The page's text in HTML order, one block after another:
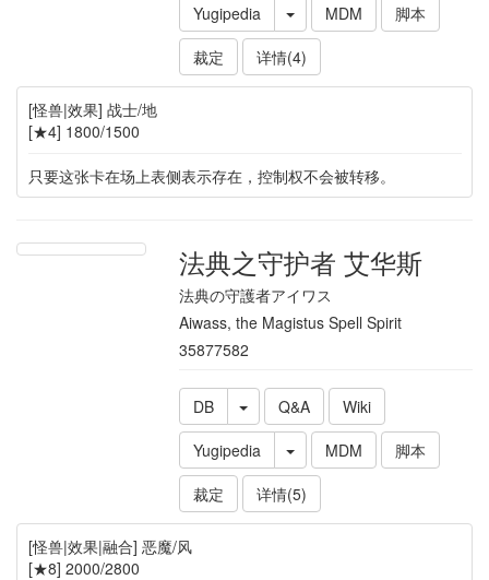
Yugipedia
MDM
脚本
裁定
详情(4)
[怪兽|效果] 战士/地
[★4] 1800/1500
只要这张卡在场上表侧表示存在，控制权不会被转移。
法典之守护者 艾华斯
法典の守護者アイワス
Aiwass, the Magistus Spell Spirit
35877582
DB Q&A
Wiki
Yugipedia
MDM
脚本
裁定
详情(5)
[怪兽|效果|融合] 恶魔/风
[★8] 2000/2800